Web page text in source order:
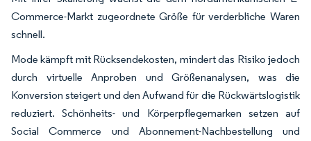
Commerce-Markt zugeordnete Größe für verderbliche Waren
schnell.
Mode kämpft mit Rücksendekosten, mindert das Risiko jedoch
durch virtuelle Anproben und Größenanalysen, was die
Konversion steigert und den Aufwand für die Rückwärtslogistik
reduziert. Schönheits- und Körperpflegemarken setzen auf
Social Commerce und Abonnement-Nachbestellung und